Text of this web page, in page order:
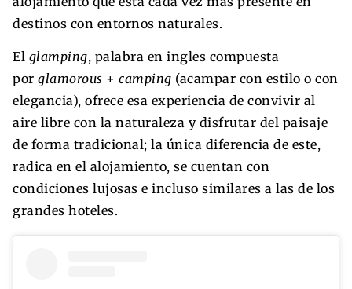
destinos con entornos naturales.
El glamping, palabra en ingles compuesta
por glamorous + camping (acampar con estilo o con
elegancia), ofrece esa experiencia de convivir al
aire libre con la naturaleza y disfrutar del paisaje
de forma tradicional; la única diferencia de este,
radica en el alojamiento, se cuentan con
condiciones lujosas e incluso similares a las de los
grandes hoteles.